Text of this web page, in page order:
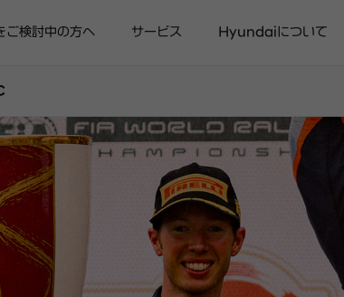
ご検討中の方へ サービス Hyundaiについて